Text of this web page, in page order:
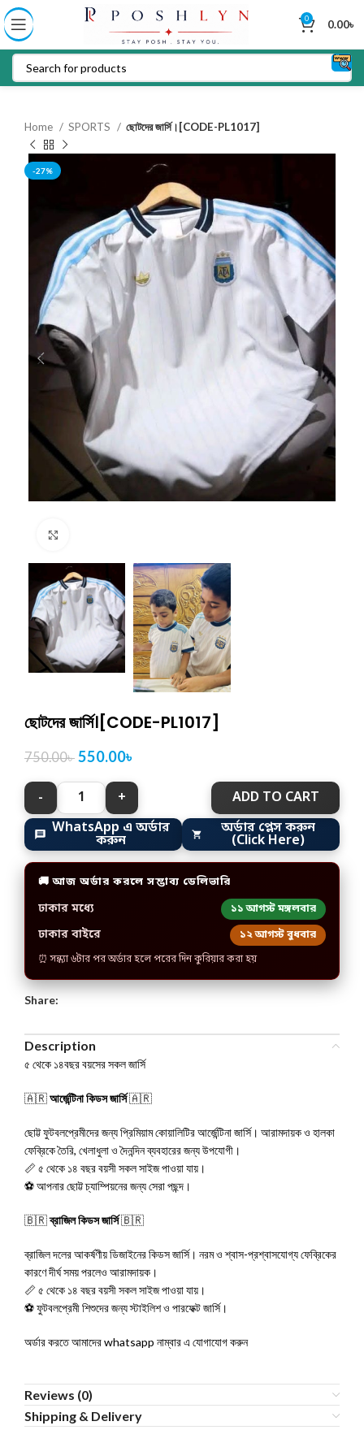
0 0.00৳
Home SPORTS ছোটদের জার্সি।[CODE-PL1017]
-27%
ছোটদের জার্সি।[CODE-PL1017]
750.00৳ 550.00৳
ADD TO CART
WhatsApp এ অর্ডার
করুন
অর্ডার প্লেস করুন
(Click Here)
🚚 আজ অর্ডার করলে সম্ভাব্য ডেলিভারি
ঢাকার মধ্যে ১১ আগস্ট মঙ্গলবার
ঢাকার বাইরে ১২ আগস্ট বুধবার
⏰ সন্ধ্যা ৬টার পর অর্ডার হলে পরের দিন কুরিয়ার করা হয়
Share:
Description
৫ থেকে ১৪বছর বয়সের সকল জার্সি
🇦🇷আর্জেন্টিনা কিডস জার্সি🇦🇷
ছোট্ট ফুটবলপ্রেমীদের জন্য প্রিমিয়াম কোয়ালিটির আর্জেন্টিনা জার্সি। আরামদায়ক ও হালকা
ফেব্রিকে তৈরি, খেলাধুলা ও দৈনন্দিন ব্যবহারের জন্য উপযোগী।
📏 ৫ থেকে ১৪ বছর বয়সী সকল সাইজ পাওয়া যায়।
⚽ আপনার ছোট্ট চ্যাম্পিয়নের জন্য সেরা পছন্দ।
🇧🇷ব্রাজিল কিডস জার্সি🇧🇷
ব্রাজিল দলের আকর্ষণীয় ডিজাইনের কিডস জার্সি। নরম ও শ্বাস-প্রশ্বাসযোগ্য ফেব্রিকের
কারণে দীর্ঘ সময় পরলেও আরামদায়ক।
📏 ৫ থেকে ১৪ বছর বয়সী সকল সাইজ পাওয়া যায়।
⚽ ফুটবলপ্রেমী শিশুদের জন্য স্টাইলিশ ও পারফেক্ট জার্সি।
অর্ডার করতে আমাদের whatsapp নাম্বার এ যোগাযোগ করুন
Reviews (0)
Shipping & Delivery